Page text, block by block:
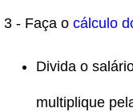
3 - Faça o cálculo
Divida o
multiplique